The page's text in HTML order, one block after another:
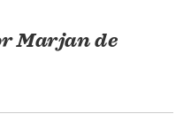
Marjan de